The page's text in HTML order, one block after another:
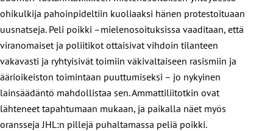
ohikulkija pahoinpideltiin kuoliaaksi hänen protestoituaan
uusnatseja. Peli poikki –mielenosoituksissa vaaditaan, että
viranomaiset ja poliitikot ottaisivat vihdoin tilanteen
vakavasti ja ryhtyisivät toimiin väkivaltaiseen rasismiin ja
äärioikeiston toimintaan puuttumiseksi – jo nykyinen
lainsäädäntö mahdollistaa sen. Ammattiliitotkin ovat
lähteneet tapahtumaan mukaan, ja paikalla näet myös
oransseja JHL:n pillejä puhaltamassa peliä poikki.